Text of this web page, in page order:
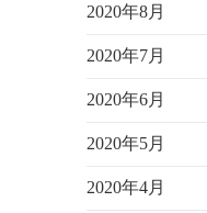
2020年8月
2020年7月
2020年6月
2020年5月
2020年4月